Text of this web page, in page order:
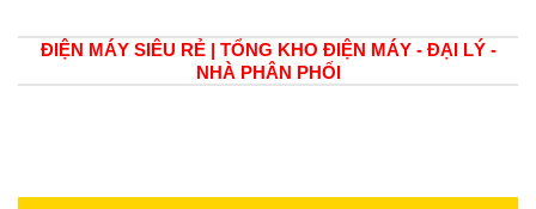
ĐIỆN MÁY SIÊU RẺ | TỔNG KHO ĐIỆN MÁY - ĐẠI LÝ -
NHÀ PHÂN PHỐI